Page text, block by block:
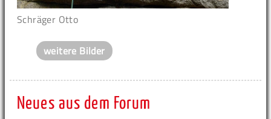
Schräger Otto
weitere Bilder
Neues aus dem Forum